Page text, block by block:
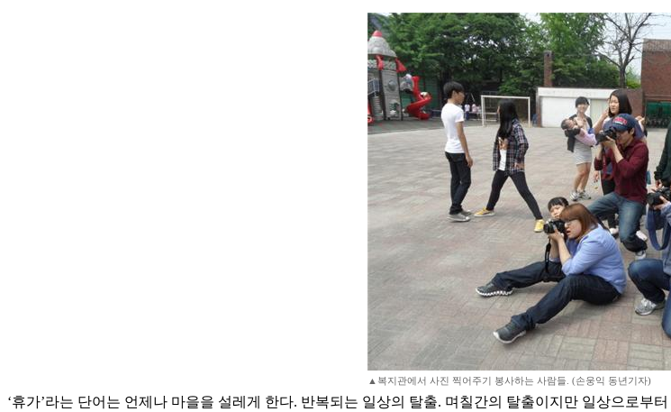
▲복지관에서 사진 찍어주기 봉사하는 사람들. (손웅익 동년기자)
‘휴가’라는 단어는 언제나 마을을 설레게 한다. 반복되는 일상의 탈출. 며칠간의 탈출이지만 일상으로부